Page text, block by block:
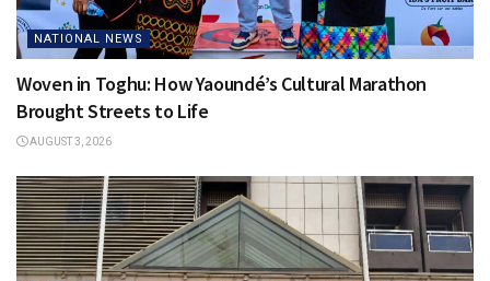
NATIONAL NEWS
Woven in Toghu: How Yaoundé’s Cultural Marathon
Brought Streets to Life
AUGUST 3, 2026